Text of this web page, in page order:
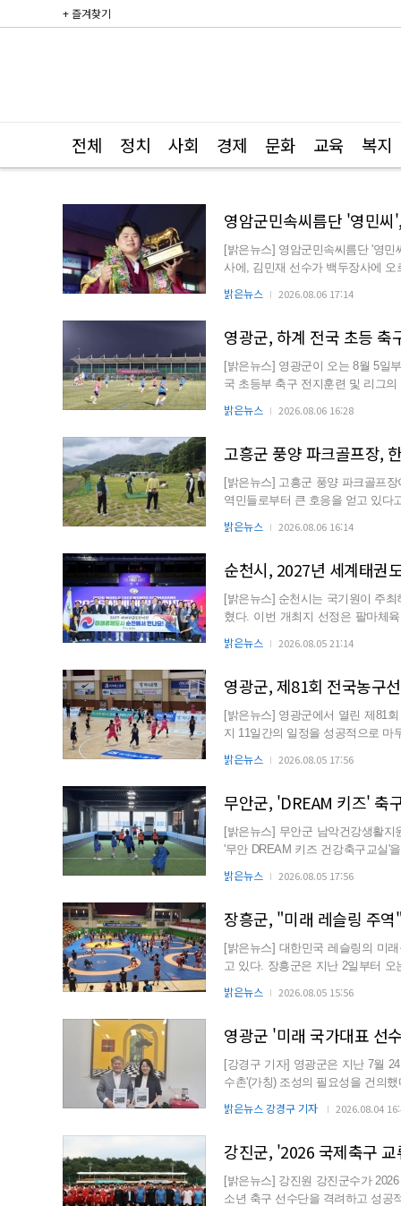
+ 즐겨찾기
전체 정치 사회 경제 문화 교육 복지
영암군민속씨름단 '영민
[밝은뉴스] 영암군민속씨름단 '영
사에, 김민재 선수가 백두장사에
밝은뉴스 2026.08.06 17:14
영광군, 하계 전국 초등 축
[밝은뉴스] 영광군이 오는 8월 5일
국 초등부 축구 전지훈련 및 리그
밝은뉴스 2026.08.06 16:28
고흥군 풍양 파크골프장,
[밝은뉴스] 고흥군 풍양 파크골프
역민들로부터 큰 호응을 얻고 있다고 1일 밝혔다. 풍양 파크골프장은
밝은뉴스 2026.08.06 16:14
순천시, 2027년 세계태권
[밝은뉴스] 순천시는 국기원이 주
혔다. 이번 개최지 선정은 팔마체육관 인프라, 풍부한 관광·문화자원, 대규모 국제행사 운영 역량
밝은뉴스 2026.08.05 21:14
영광군, 제81회 전국농구
[밝은뉴스] 영광군에서 열린 제81
지 11일간의 일정을 성공적으로 마
밝은뉴스 2026.08.05 17:56
무안군, 'DREAM 키즈' 축
[밝은뉴스] 무안군 남악건강생활
'무안 DREAM 키즈 건강축구교실'
밝은뉴스 2026.08.05 17:56
장흥군, "미래 레슬링 주
[밝은뉴스] 대한민국 레슬링의 미
고 있다. 장흥군은 지난 2일부터 오
밝은뉴스 2026.08.05 15:56
영광군 '미래 국가대표 선
[강경구 기자] 영광군은 지난 7월
수촌'(가칭) 조성의 필요성을 건의
밝은뉴스 강경구 기자 2026.08.04
강진군, '2026 국제축구
[밝은뉴스] 강진원 강진군수가
소년 축구 선수단을 격려하고 성공